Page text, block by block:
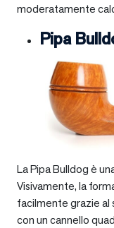
moderatamente
Pipa
La Pipa Bulldog è
Visivamente, la
facilmente grazie
con un cannello